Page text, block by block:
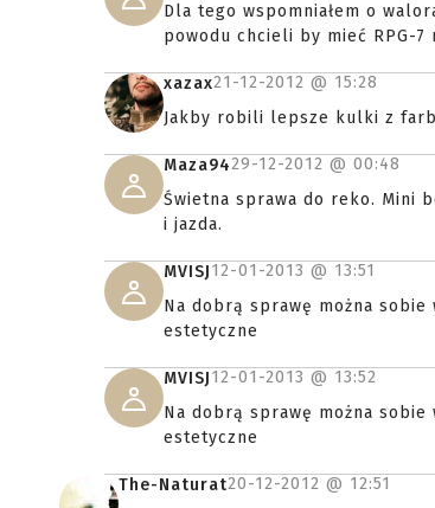
Dla tego wspomniałem o
powodu chcieli by mieć RPG-
xazax21-12-2012 @ 15:28
Jakby robili lepsze kulki z
Maza9429-12-2012 @ 00:48
Świetna sprawa do reko. Mini
i jazda.
MVISJ12-01-2013 @ 13:51
Na dobrą sprawę można
estetyczne
MVISJ12-01-2013 @ 13:52
Na dobrą sprawę można
estetyczne
The-Naturat20-12-2012 @ 12:51